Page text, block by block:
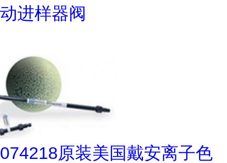
动进样器阀
074218原装美国戴安离子色